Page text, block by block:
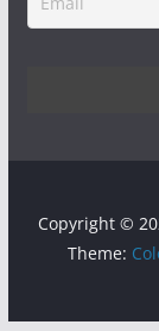
Copyright ©
Theme: